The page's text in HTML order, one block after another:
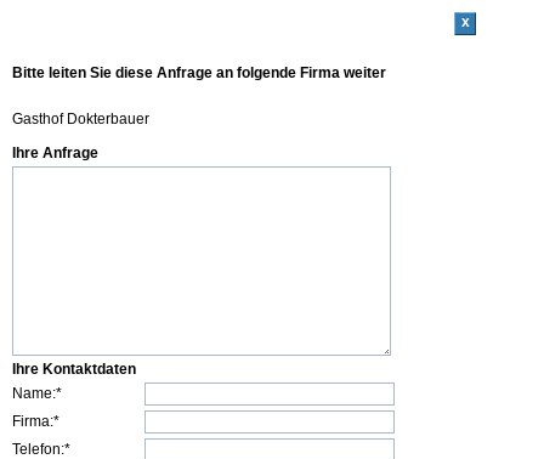
x
Bitte leiten Sie diese Anfrage an folgende Firma weiter
Gasthof Dokterbauer
Ihre Anfrage
Ihre Kontaktdaten
Name:*
Firma:*
Telefon:*